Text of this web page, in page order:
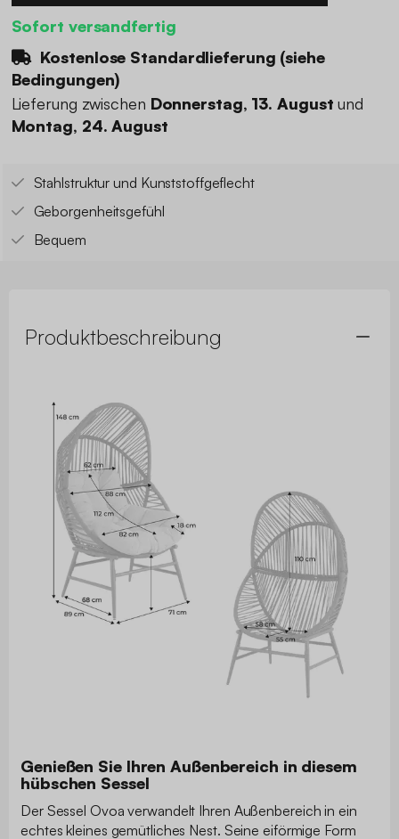
Sofort versandfertig
Kostenlose Standardlieferung (siehe
Bedingungen)
Lieferung zwischen Donnerstag, 13. August und
Montag, 24. August
Stahlstruktur und Kunststoffgeflecht
Geborgenheitsgefühl
Bequem
Produktbeschreibung
Genießen Sie Ihren Außenbereich in diesem
hübschen Sessel
Der Sessel Ovoa verwandelt Ihren Außenbereich in ein
echtes kleines gemütliches Nest. Seine eiförmige Form